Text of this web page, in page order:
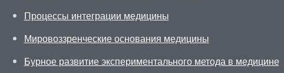
Процессы интеграции медицины
Мировоззренческие основания медицины
Бурное развитие экспериментального метода в медицине